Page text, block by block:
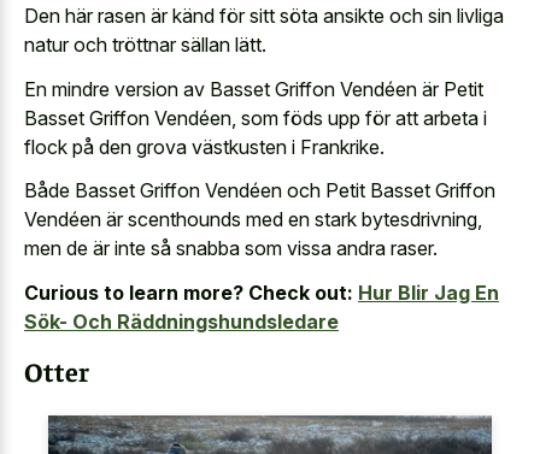
Den här rasen är känd för sitt söta ansikte och sin livliga
natur och tröttnar sällan lätt.
En mindre version av Basset Griffon Vendéen är Petit
Basset Griffon Vendéen, som föds upp för att arbeta i
flock på den grova västkusten i Frankrike.
Både Basset Griffon Vendéen och Petit Basset Griffon
Vendéen är scenthounds med en stark bytesdrivning,
men de är inte så snabba som vissa andra raser.
Curious to learn more? Check out: Hur Blir Jag En
Sök- Och Räddningshundsledare
Otter